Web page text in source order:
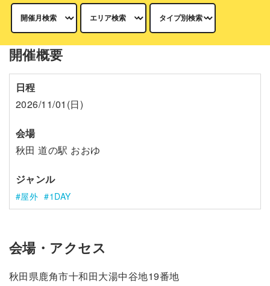
開催概要
日程
2026/11/01(日)
会場
秋田 道の駅 おおゆ
ジャンル
屋外 1DAY
会場・アクセス
秋田県鹿角市十和田大湯中谷地19番地